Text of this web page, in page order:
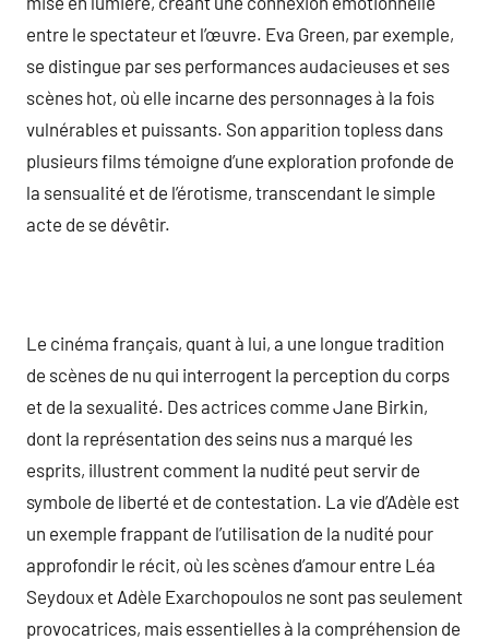
entre le spectateur et l’œuvre. Eva Green, par exemple,
se distingue par ses performances audacieuses et ses
scènes hot, où elle incarne des personnages à la fois
vulnérables et puissants. Son apparition topless dans
plusieurs films témoigne d’une exploration profonde de
la sensualité et de l’érotisme, transcendant le simple
acte de se dévêtir.
Le cinéma français, quant à lui, a une longue tradition
de scènes de nu qui interrogent la perception du corps
et de la sexualité. Des actrices comme Jane Birkin,
dont la représentation des seins nus a marqué les
esprits, illustrent comment la nudité peut servir de
symbole de liberté et de contestation. La vie d’Adèle est
un exemple frappant de l’utilisation de la nudité pour
approfondir le récit, où les scènes d’amour entre Léa
Seydoux et Adèle Exarchopoulos ne sont pas seulement
provocatrices, mais essentielles à la compréhension de